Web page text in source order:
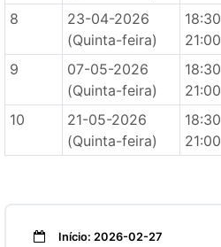
8
23-04-2026
(Quinta-feira)
21:00
9
07-05-2026
(Quinta-feira)
21:00
10
21-05-2026
(Quinta-feira)
21:00
Início: 2026-02-27